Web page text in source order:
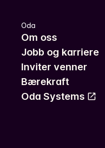
Oda
Om oss
Jobb og karriere
Inviter venner
Bærekraft
Oda Systems